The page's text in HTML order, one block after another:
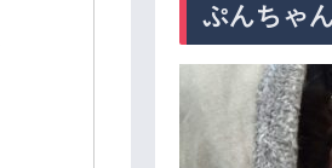
ぷんちゃ